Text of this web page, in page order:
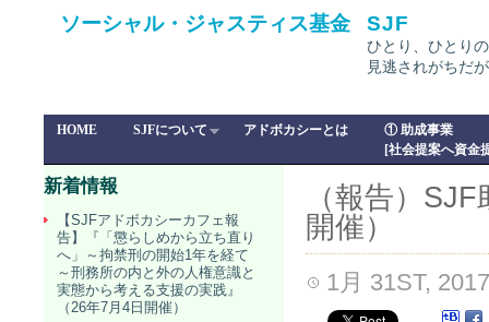
ソーシャル・ジャスティス基金 SJF
ひとり、ひとり
見逃されがちだ
HOME SJFについて アドボカシーとは
① 助成事業
[社会提案へ資金
（報告）
開催）
1月 31ST, 2017
新着情報
【SJFアドボカシーカフェ報
告】『「懲らしめから立ち直り
へ」～拘禁刑の開始1年を経て
～刑務所の内と外の人権意識と
実態から考える支援の実践』
（26年7月4日開催）